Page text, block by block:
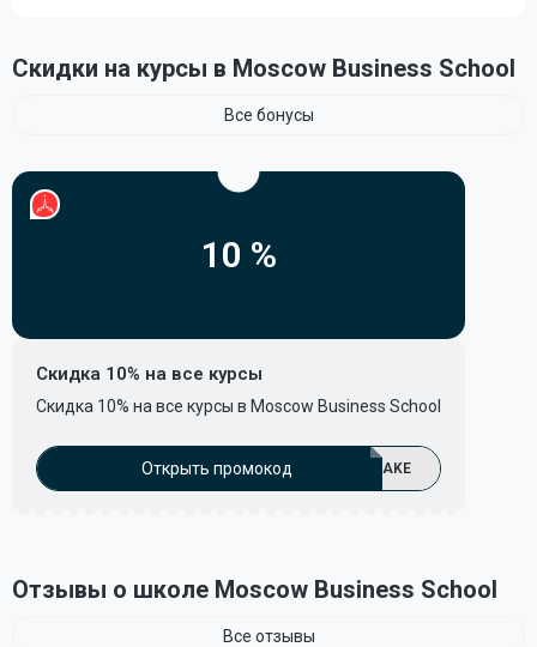
Скидки на курсы в Moscow Business School
Все бонусы
10 %
Скидка 10% на все курсы
Скидка 10% на все курсы в Moscow Business School
Открыть промокод AKE
Отзывы о школе Moscow Business School
Все отзывы